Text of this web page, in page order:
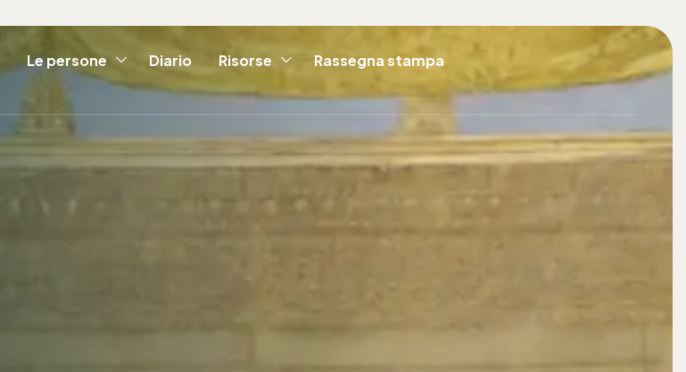
Le persone Diario Risorse Rassegna stampa